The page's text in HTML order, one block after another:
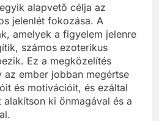
alapvető célja az
jelenlét fokozása. A
amelyek a figyelem jelenre
számos ezoterikus
Ez a megközelítés
az ember jobban megértse
és motivációit, és ezáltal
ki önmagával és a